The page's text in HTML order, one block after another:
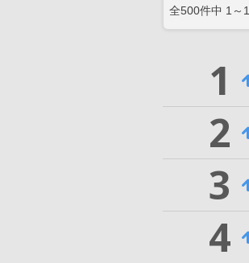
全500件中 1 ～
1
2
3
4